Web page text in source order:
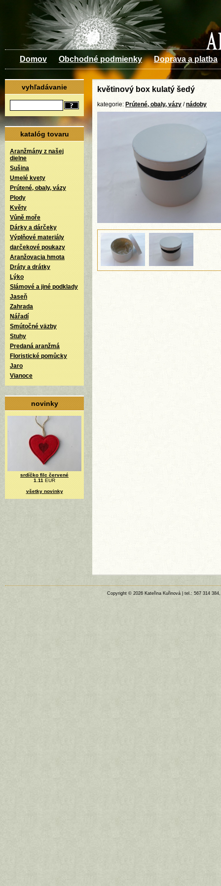
Domov Obchodné podmienky Doprava a platba
vyhľadávanie
katalóg tovaru
Aranžmány z našej
dielne
Sušina
Umelé kvety
Prútené, obaly, vázy
Plody
Květy
Vůně moře
Dárky a dárčeky
Výplňové materiály
darčekové poukazy
Aranžovacia hmota
Dráty a drátky
Lýko
Slámové a jiné podklady
Jaseň
Zahrada
Nářadí
Smútočné väzby
Stuhy
Predaná aranžmá
Floristické pomůcky
Jaro
Vianoce
novinky
srdíčko filc červené
1.11 EUR
všetky novinky
květinový box kulatý šedý
kategorie: Prútené, obaly, vázy /nádoby
Copyright © 2026 Kateřina Kuřinová | tel.: 567 314